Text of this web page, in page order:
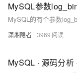
MySQL参数
潇湘隐者 3969